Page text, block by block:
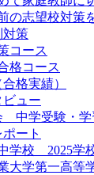
の志望校対策
対策
コース
格コース
格実績）
ュー
中学受験・学
ート
学校 2025学
大学第一高等